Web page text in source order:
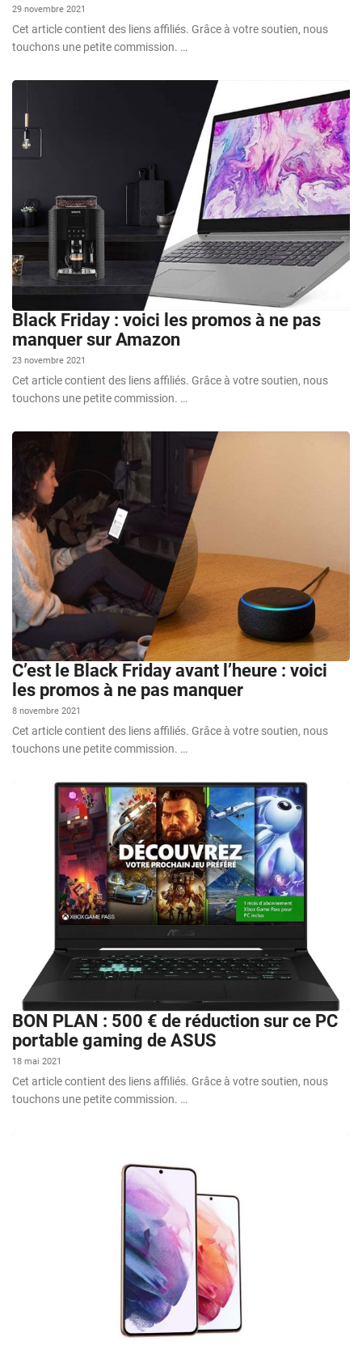
29 novembre 2021
Cet article contient des liens affiliés. Grâce à votre soutien, nous
touchons une petite commission. …
Black Friday : voici les promos à ne pas
manquer sur Amazon
23 novembre 2021
Cet article contient des liens affiliés. Grâce à votre soutien, nous
touchons une petite commission. …
C’est le Black Friday avant l’heure : voici
les promos à ne pas manquer
8 novembre 2021
Cet article contient des liens affiliés. Grâce à votre soutien, nous
touchons une petite commission. …
BON PLAN : 500 € de réduction sur ce PC
portable gaming de ASUS
18 mai 2021
Cet article contient des liens affiliés. Grâce à votre soutien, nous
touchons une petite commission. …